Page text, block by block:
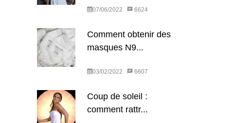
07/06/2022 6624
Comment obtenir des
masques N9...
03/02/2022 6607
Coup de soleil :
comment rattr...